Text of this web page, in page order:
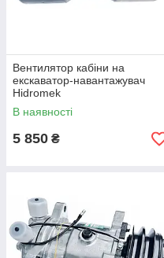
Вентилятор кабіни на
екскаватор-навантажувач
Hidromek
В наявності
5 850 ₴